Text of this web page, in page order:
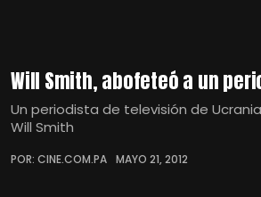
Will Smith, abofeteó a un
Un periodista de televisión de
Will Smith
POR: CINE.COM.PA MAYO 21, 2012